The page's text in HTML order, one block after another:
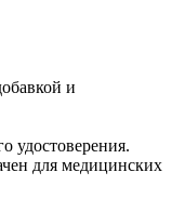
и
удостоверения.
для медицинских